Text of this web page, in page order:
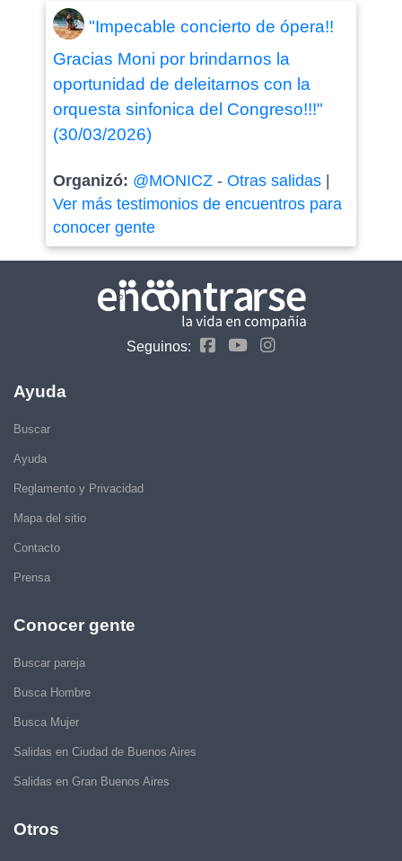
"Impecable concierto de ópera!!
Gracias Moni por brindarnos la
oportunidad de deleitarnos con la
orquesta sinfonica del Congreso!!!"
(30/03/2026)
Organizó: @MONICZ- Otras salidas|
Ver más testimonios de encuentros para
conocer gente
Seguinos:
Ayuda
Buscar
Ayuda
Reglamento y Privacidad
Mapa del sitio
Contacto
Prensa
Conocer gente
Buscar pareja
Busca Hombre
Busca Mujer
Salidas en Ciudad de Buenos Aires
Salidas en Gran Buenos Aires
Otros